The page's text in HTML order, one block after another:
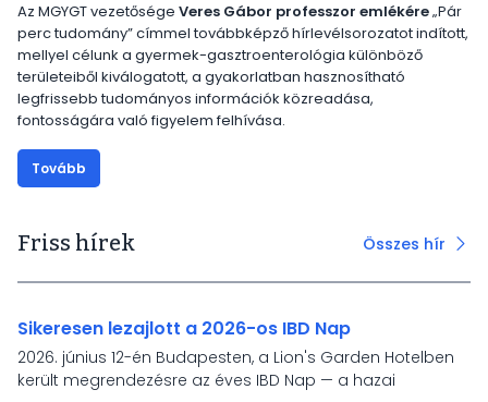
Az MGYGT vezetősége Veres Gábor professzor emlékére„Pár
perc tudomány” címmel továbbképző hírlevélsorozatot indított,
mellyel célunk a gyermek-gasztroenterológia különböző
területeiből kiválogatott, a gyakorlatban hasznosítható
legfrissebb tudományos információk közreadása,
fontosságára való figyelem felhívása.
Tovább
Friss hírek
Sikeresen lezajlott a 2026-os IBD Nap
2026. június 12-én Budapesten, a Lion's Garden Hotelben
került megrendezésre az éves IBD Nap — a hazai
Összes hír